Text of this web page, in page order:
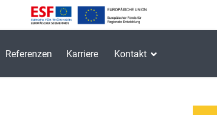
Referenzen Karriere Kontakt